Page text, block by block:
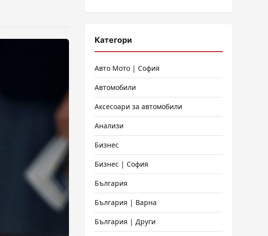
Категори
Авто Мото | София
Автомобили
Аксесоари за автомобили
Анализи
Бизнес
Бизнес | София
България
България | Варна
България | Други